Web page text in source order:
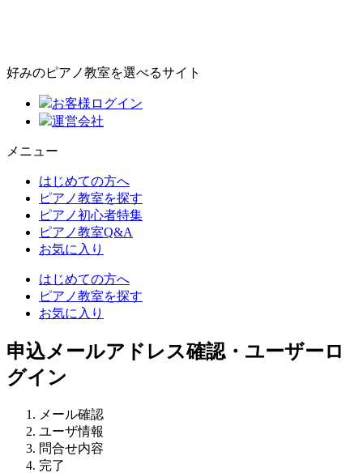
好みのピアノ教室を選べるサイト
お客様ログイン
運営会社
メニュー
はじめての方へ
ピアノ教室を探す
ピアノ初心者特集
ピアノ教室Q&A
お気に入り
はじめての方へ
ピアノ教室を探す
お気に入り
申込メールアドレス確認・ユーザーロ
グイン
メール確認
ユーザ情報
問合せ内容
完了